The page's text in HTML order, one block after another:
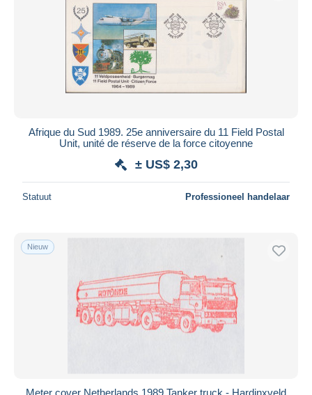
Afrique du Sud 1989. 25e anniversaire du 11 Field Postal
Unit, unité de réserve de la force citoyenne
± US$ 2,30
Statuut Professioneel handelaar
Nieuw
Meter cover Netherlands 1989 Tanker truck - Hardinxveld